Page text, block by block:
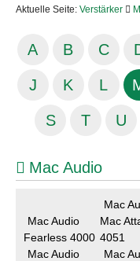
Aktuelle Seite: Verstärker
A B C
J K L
S T U
Mac Audio
Mac Audio
Fearless 4000
Mac
Mac
4051
Mac Audio
Mac